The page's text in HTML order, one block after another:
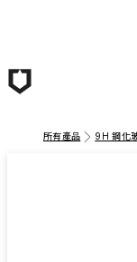
所有產品 9H 鋼化